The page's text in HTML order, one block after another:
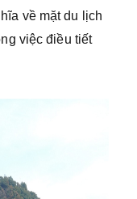
về mặt du lịch
việc điều tiết